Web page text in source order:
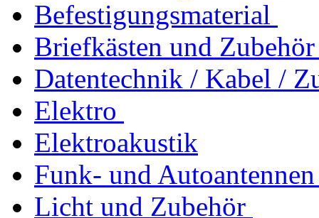
Befestigungsmaterial
Briefkästen und Zubehör
Datentechnik / Kabel /
Elektro
Elektroakustik
Funk- und Autoantennen
Licht und Zubehör